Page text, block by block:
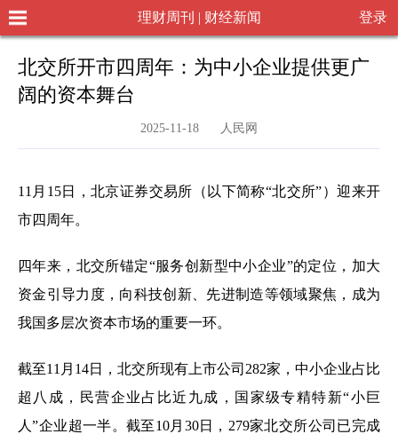
理财周刊 | 财经新闻 登录
北交所开市四周年：为中小企业提供更广
阔的资本舞台
2025-11-18 人民网
11月15日，北京证券交易所（以下简称“北交所”）迎来开
市四周年。
四年来，北交所锚定“服务创新型中小企业”的定位，加大
资金引导力度，向科技创新、先进制造等领域聚焦，成为
我国多层次资本市场的重要一环。
截至11月14日，北交所现有上市公司282家，中小企业占比
超八成，民营企业占比近九成，国家级专精特新“小巨
人”企业超一半。截至10月30日，279家北交所公司已完成